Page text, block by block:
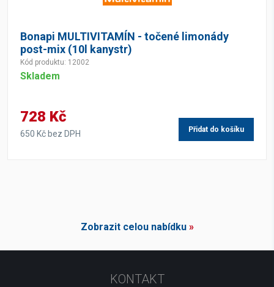
Bonapi MULTIVITAMÍN - točené limonády
post-mix (10l kanystr)
Kód produktu: 12002
Skladem
728 Kč
650 Kč bez DPH Přidat do košíku
Zobrazit celou nabídku»
KONTAKT